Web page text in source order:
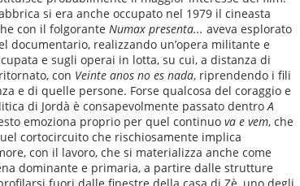
si era anche occupato nel 1979 il cineasta
con il folgorante Numax presenta... aveva esplorato
documentario, realizzando un’opera militante e
e sugli operai in lotta, su cui, a distanza di
con Veinte anos no es nada, riprendendo i fili
e di quelle persone. Forse qualcosa del coraggio e
di Jordà è consapevolmente passato dentro A
emoziona proprio per quel continuo va e vem, che
cortocircuito che rischiosamente implica
con il lavoro, che si materializza anche come
dominante e primaria, a partire dalle strutture